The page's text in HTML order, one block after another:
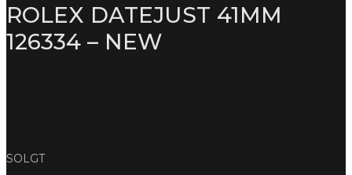
ROLEX DATEJUST 41MM
126334 – NEW
SOLGT